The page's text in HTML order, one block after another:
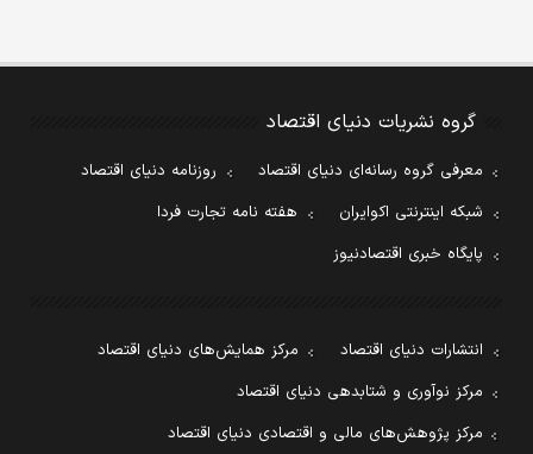
گروه نشریات دنیای اقتصاد
معرفی گروه رسانه‌ای دنیای اقتصاد
روزنامه دنیای اقتصاد
شبکه اینترنتی اکوایران
هفته نامه تجارت فردا
پایگاه خبری اقتصادنیوز
انتشارات دنیای اقتصاد
مرکز همایش‌های دنیای اقتصاد
مرکز نوآوری و شتابدهی دنیای اقتصاد
مرکز پژوهش‌های مالی و اقتصادی دنیای اقتصاد